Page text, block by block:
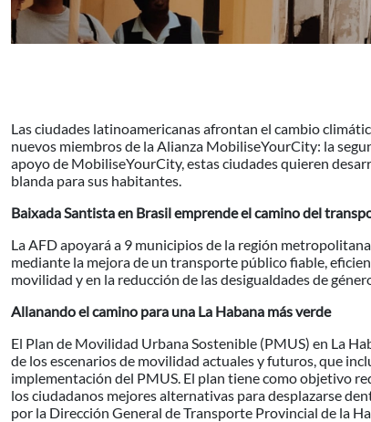
Las ciudades latinoamericanas afrontan el cambio
nuevos miembros de la Alianza MobiliseYourCity: la
apoyo de MobiliseYourCity, estas ciudades quieren
blanda para sus habitantes.
Baixada Santista en Brasil emprende el camino del
La AFD apoyaráa 9 municipios de la región
mediante la mejora de un transporte público fiable,
movilidad y en la reducción de las desigualdades de
Allanando el camino para una La Habana más verde
El Plan de Movilidad Urbana Sostenible (PMUS) en La
de los escenarios de movilidad actuales y futuros, que
implementación del PMUS. El plan tiene como objetivo
los ciudadanos mejores alternativas para desplazarse
por la Dirección General de Transporte Provincial de la